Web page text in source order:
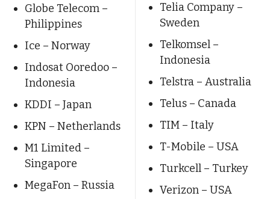
Globe Telecom –
Philippines
Ice – Norway
Indosat Ooredoo –
Indonesia
KDDI – Japan
KPN – Netherlands
M1 Limited –
Singapore
MegaFon – Russia
Telia Company –
Sweden
Telkomsel –
Indonesia
Telstra – Australia
Telus – Canada
TIM – Italy
T-Mobile – USA
Turkcell – Turkey
Verizon – USA